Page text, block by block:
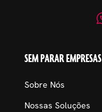
SEM PARAR EMPRESAS
Sobre Nós
Nossas Soluções